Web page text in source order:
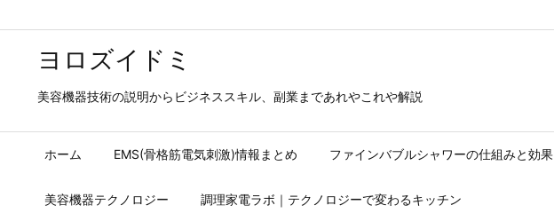
ヨロズイドミ
美容機器技術の説明からビジネススキル、副業まであれやこれや解説
ホーム EMS(骨格筋電気刺激)情報まとめ ファインバブルシャワーの仕組みと効果
美容機器テクノロジー 調理家電ラボ｜テクノロジーで変わるキッチン